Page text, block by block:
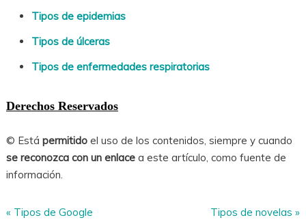
Tipos de epidemias
Tipos de úlceras
Tipos de enfermedades respiratorias
Derechos Reservados
© Está permitidoel uso de los contenidos, siempre y cuando
se reconozca con un enlacea este artículo, como fuente de
información.
« Tipos de Google Tipos de novelas »